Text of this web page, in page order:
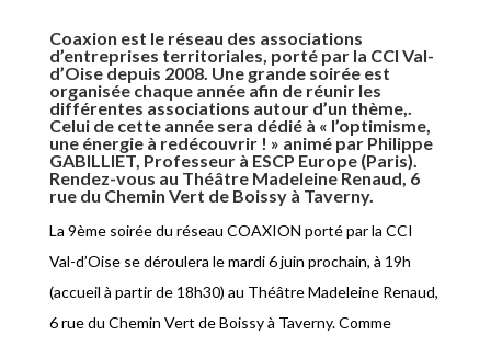
Coaxion est le réseau des associations
d’entreprises territoriales, porté par la CCI Val-
d’Oise depuis 2008. Une grande soirée est
organisée chaque année afin de réunir les
différentes associations autour d’un thème,.
Celui de cette année sera dédié à « l’optimisme,
une énergie à redécouvrir ! » animé par Philippe
GABILLIET, Professeur à ESCP Europe (Paris).
Rendez-vous au Théâtre Madeleine Renaud, 6
rue du Chemin Vert de Boissy à Taverny.
La 9ème soirée du réseau COAXION porté par la CCI
Val-d’Oise se déroulera le mardi 6 juin prochain, à 19h
(accueil à partir de 18h30) au Théâtre Madeleine Renaud,
6 rue du Chemin Vert de Boissy à Taverny. Comme